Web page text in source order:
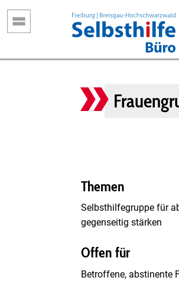
Direkt
zum
Inhalt
Themen
Selbsthilfegruppe für
gegenseitig stärken
Offen für
Betroffene, abstinente